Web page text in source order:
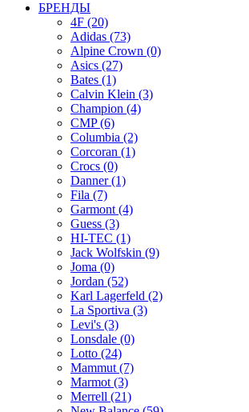
БРЕНДЫ
4F (20)
Adidas (73)
Alpine Crown (0)
Asics (27)
Bates (1)
Calvin Klein (3)
Champion (4)
CMP (6)
Columbia (2)
Corcoran (1)
Crocs (0)
Danner (1)
Fila (7)
Garmont (4)
Guess (3)
HI-TEC (1)
Jack Wolfskin (9)
Joma (0)
Jordan (52)
Karl Lagerfeld (2)
La Sportiva (3)
Levi's (3)
Lonsdale (0)
Lotto (24)
Mammut (7)
Marmot (3)
Merrell (21)